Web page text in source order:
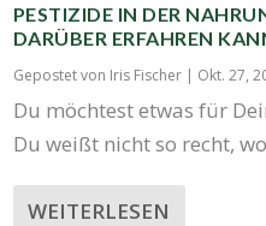
PESTIZIDE IN DER
DARÜBER ERFAHREN
Gepostet von Iris Fischer| Okt. 27,
Du möch­test etwas für
Du weißt nicht so recht,
WEITERLESEN